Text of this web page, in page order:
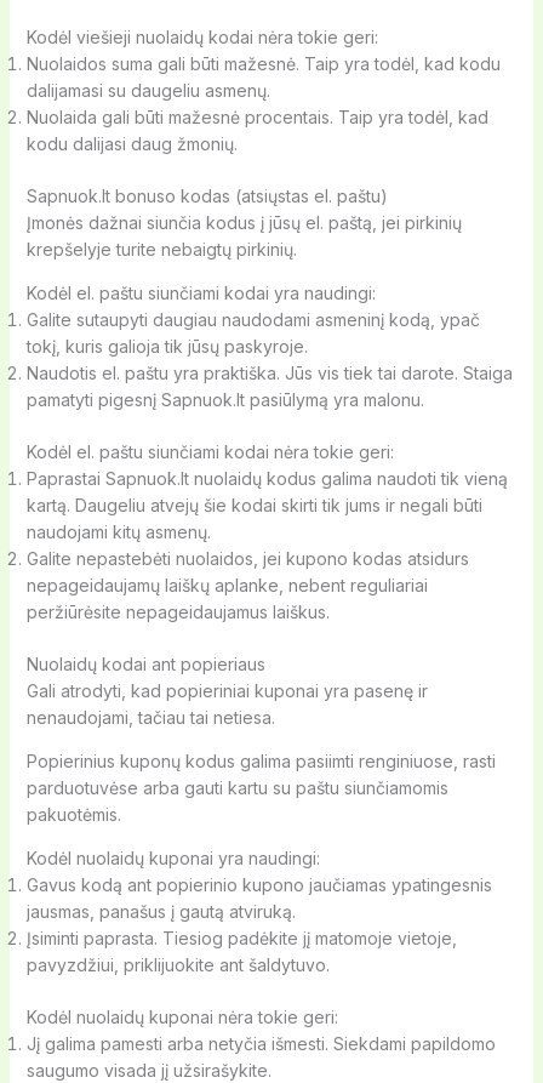
Kodėl viešieji nuolaidų kodai nėra tokie geri:
Nuolaidos suma gali būti mažesnė. Taip yra todėl, kad kodu
dalijamasi su daugeliu asmenų.
Nuolaida gali būti mažesnė procentais. Taip yra todėl, kad
kodu dalijasi daug žmonių.
Sapnuok.lt bonuso kodas (atsiųstas el. paštu)
Įmonės dažnai siunčia kodus į jūsų el. paštą, jei pirkinių
krepšelyje turite nebaigtų pirkinių.
Kodėl el. paštu siunčiami kodai yra naudingi:
Galite sutaupyti daugiau naudodami asmeninį kodą, ypač
tokį, kuris galioja tik jūsų paskyroje.
Naudotis el. paštu yra praktiška. Jūs vis tiek tai darote. Staiga
pamatyti pigesnį Sapnuok.lt pasiūlymą yra malonu.
Kodėl el. paštu siunčiami kodai nėra tokie geri:
Paprastai Sapnuok.lt nuolaidų kodus galima naudoti tik vieną
kartą. Daugeliu atvejų šie kodai skirti tik jums ir negali būti
naudojami kitų asmenų.
Galite nepastebėti nuolaidos, jei kupono kodas atsidurs
nepageidaujamų laiškų aplanke, nebent reguliariai
peržiūrėsite nepageidaujamus laiškus.
Nuolaidų kodai ant popieriaus
Gali atrodyti, kad popieriniai kuponai yra pasenę ir
nenaudojami, tačiau tai netiesa.
Popierinius kuponų kodus galima pasiimti renginiuose, rasti
parduotuvėse arba gauti kartu su paštu siunčiamomis
pakuotėmis.
Kodėl nuolaidų kuponai yra naudingi:
Gavus kodą ant popierinio kupono jaučiamas ypatingesnis
jausmas, panašus į gautą atviruką.
Įsiminti paprasta. Tiesiog padėkite jį matomoje vietoje,
pavyzdžiui, priklijuokite ant šaldytuvo.
Kodėl nuolaidų kuponai nėra tokie geri:
Jį galima pamesti arba netyčia išmesti. Siekdami papildomo
saugumo visada jį užsirašykite.